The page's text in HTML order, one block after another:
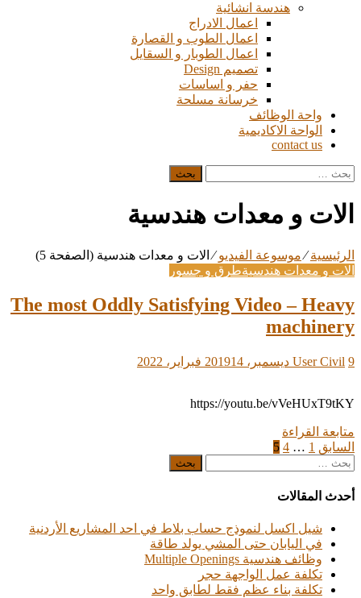
هندسة انشائية
اعمال الادراج
اعمال الطوب و القصارة
اعمال الطوبار و السقايل
تصميم Design
حفر و اساسات
خرسانة مسلحة
واحة الوظائف
الواحة الاكاديمية
contact us
البحث
الات و معدات هندسية
الرئيسية⁄موسوعة الفيديو⁄ الات و معدات هندسية (الصفحة 5)
الات و معدات هندسيةطرق و جسور
The most Oddly Satisfying Video – Heavy
machinery
User Civil 9 ديسمبر، 2019 14 فبراير، 2022
https://youtu.be/vVeHUxT9tKY
متابعة القراءة
تعدد
صفحات
المقالات
السابق 1
…
4
5
البحث
أحدث المقالات
شيل اكسل لنموذج حساب بلاط في احد المشاريع الأردنية
في اليابان حتى المشي يولد طاقة
وظائف هندسية Multiple Openings
تكلفة عمل الواجهة حجر
تكلفة بناء عظم فقط لطابق واحد